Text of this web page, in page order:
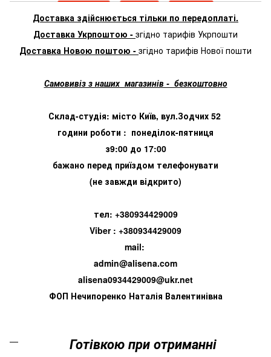
Доставка здійснюється тільки по передоплаті.
Доставка Укрпоштою - згідно тарифів Укрпошти
Доставка Новою поштою - згідно тарифів Нової пошти
Самовивіз з наших магазинів - безкоштовно
Склад-студія: місто Київ, вул.Зодчих 52
години роботи : понеділок-пятниця
з9:00 до 17:00
бажано перед приїздом телефонувати
(не завжди відкрито)
тел: +380934429009
Viber : +380934429009
mail:
admin@alisena.com
alisena0934429009@ukr.net
ФОП Нечипоренко Наталія Валентинівна
Готівкою при отриманні